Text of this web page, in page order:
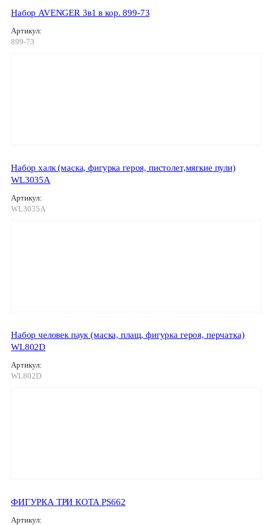
Набор AVENGER 3в1 в кор. 899-73
Артикул:
899-73
Набор халк (маска, фигурка героя, пистолет,мягкие пули)
WL3035A
Артикул:
WL3035A
Набор человек паук (маска, плащ, фигурка героя, перчатка)
WL802D
Артикул:
WL802D
ФИГУРКА ТРИ КОТА PS662
Артикул: